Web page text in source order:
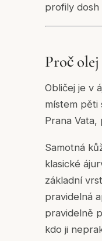
profily dosh
Proč
Obličej je v
místem pěti
Prana
Samotná
klasické
základní
pravidelná
pravidelně
kdo ji